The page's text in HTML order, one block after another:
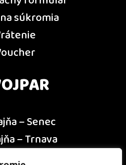
súkromia
– Senec
– Trnava
Streda